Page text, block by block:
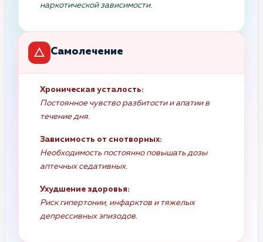
наркотической зависимости.
Самолечение
Хроническая усталость:
Постоянное чувство разбитости и апатии в
течение дня.
Зависимость от снотворных:
Необходимость постоянно повышать дозы
аптечных седативных.
Ухудшение здоровья:
Риск гипертонии, инфарктов и тяжелых
депрессивных эпизодов.